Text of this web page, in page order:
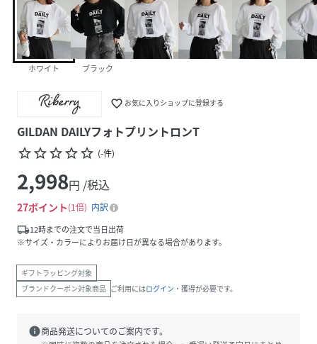
ホワイト ブラック
favorite_border お気に入りショップに登録する
GILDAN DAILYフォトプリントロンT
star_borderstar_borderstar_borderstar_borderstar_border (-件)
2,998円 /税込
27ポイント 1倍
内訳
local_shipping12時までの注文で当日出荷
※サイズ・カラーによりお届け日が異なる場合があります。
ギフトラッピング対象
ブランドクーポン対象商品 ご利用にはログイン ・獲得が必要です。
info商品発送についてのご案内です。